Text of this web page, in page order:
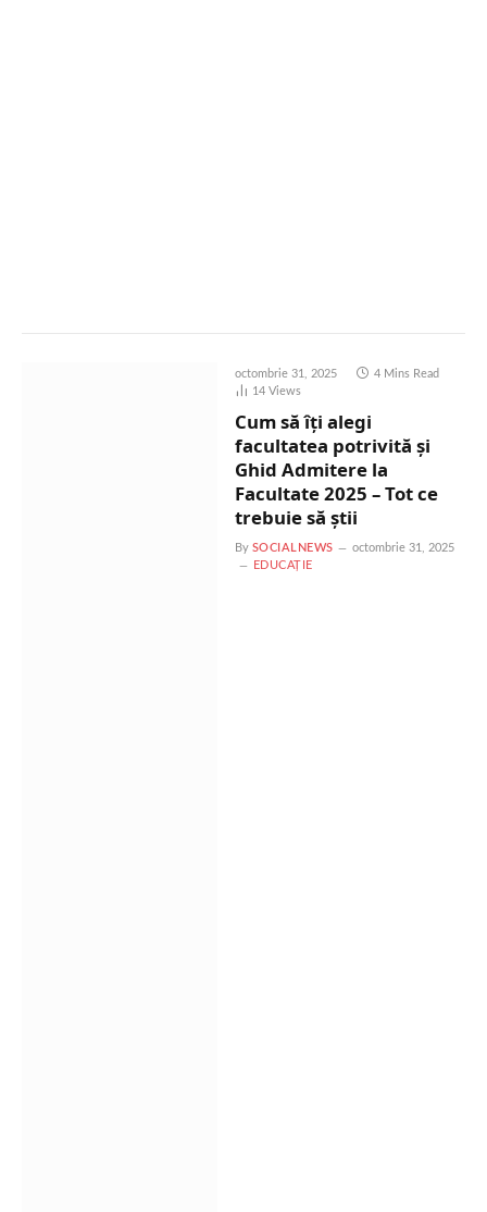
octombrie 31, 2025
4 Mins Read
14 Views
Cum să îți alegi
facultatea potrivită și
Ghid Admitere la
Facultate 2025 – Tot ce
trebuie să știi
By SOCIALNEWS
octombrie 31, 2025
EDUCAȚIE